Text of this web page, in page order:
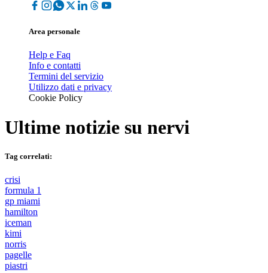
Area personale
Help e Faq
Info e contatti
Termini del servizio
Utilizzo dati e privacy
Cookie Policy
Ultime notizie su nervi
Tag correlati:
crisi
formula 1
gp miami
hamilton
iceman
kimi
norris
pagelle
piastri